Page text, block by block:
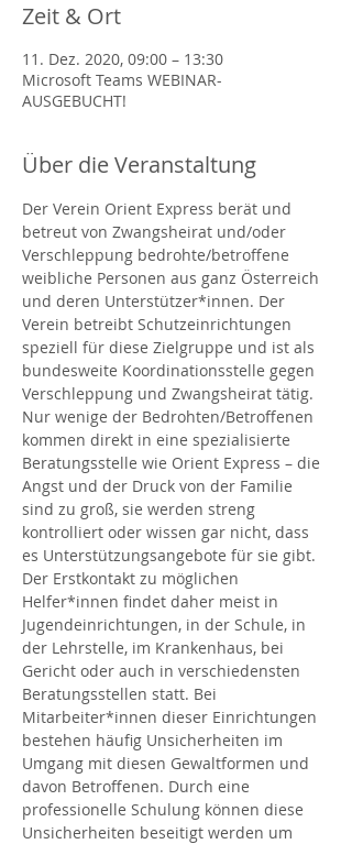
Zeit & Ort
11. Dez. 2020, 09:00 – 13:30
Microsoft Teams WEBINAR-
AUSGEBUCHT!
Über die Veranstaltung
Der Verein Orient Express berät und
betreut von Zwangsheirat und/oder
Verschleppung bedrohte/betroffene
weibliche Personen aus ganz Österreich
und deren Unterstützer*innen. Der
Verein betreibt Schutzeinrichtungen
speziell für diese Zielgruppe und ist als
bundesweite Koordinationsstelle gegen
Verschleppung und Zwangsheirat tätig.
Nur wenige der Bedrohten/Betroffenen
kommen direkt in eine spezialisierte
Beratungsstelle wie Orient Express – die
Angst und der Druck von der Familie
sind zu groß, sie werden streng
kontrolliert oder wissen gar nicht, dass
es Unterstützungsangebote für sie gibt.
Der Erstkontakt zu möglichen
Helfer*innen findet daher meist in
Jugendeinrichtungen, in der Schule, in
der Lehrstelle, im Krankenhaus, bei
Gericht oder auch in verschiedensten
Beratungsstellen statt. Bei
Mitarbeiter*innen dieser Einrichtungen
bestehen häufig Unsicherheiten im
Umgang mit diesen Gewaltformen und
davon Betroffenen. Durch eine
professionelle Schulung können diese
Unsicherheiten beseitigt werden um